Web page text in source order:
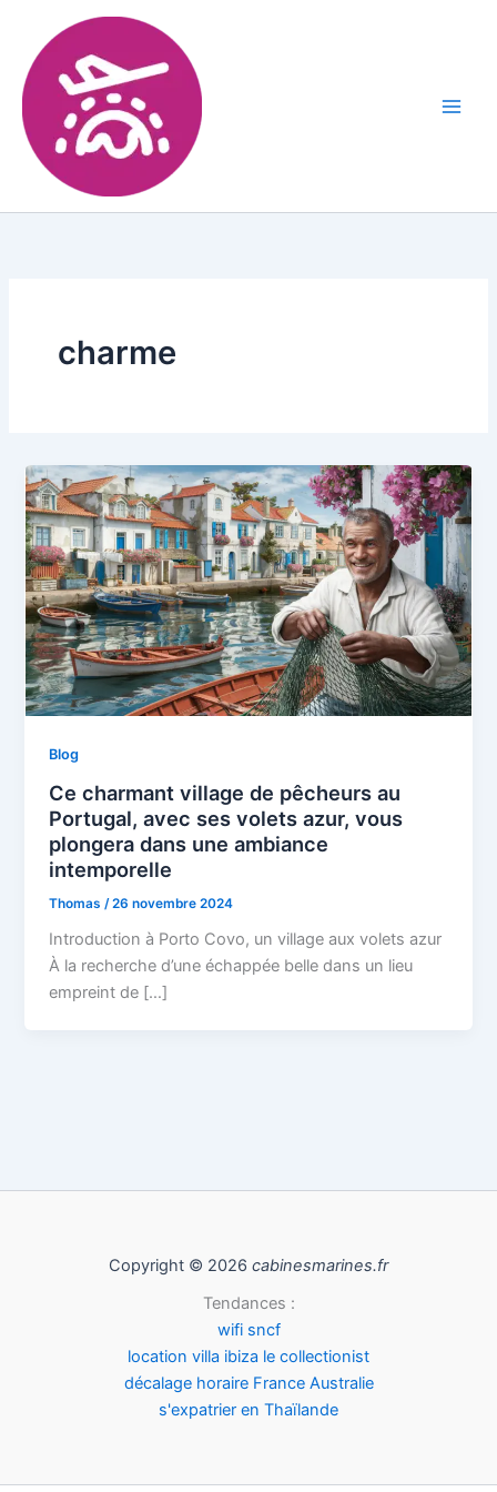
charme
Blog
Ce charmant village de pêcheurs au
Portugal, avec ses volets azur, vous
plongera dans une ambiance
intemporelle
Thomas /26 novembre 2024
Introduction à Porto Covo, un village aux volets azur
À la recherche d’une échappée belle dans un lieu
empreint de […]
Copyright © 2026 cabinesmarines.fr
Tendances :
wifi sncf
location villa ibiza le collectionist
décalage horaire France Australie
s'expatrier en Thaïlande